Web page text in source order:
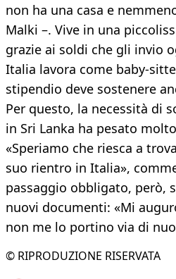
non ha una casa e
Malki –. Vive in una
grazie ai soldi che gli invio
Italia lavora come baby-
stipendio deve sostenere
Per questo, la necessità di
in Sri Lanka ha pesato
«Speriamo che riesca a
suo rientro in Italia»,
passaggio obbligato, però,
nuovi documenti: «Mi
non me lo portino via di
© RIPRODUZIONE RISERVATA